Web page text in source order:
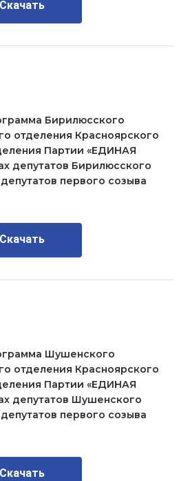
Скачать
Бирилюсского
отделения Красноярского
Партии «ЕДИНАЯ
депутатов Бирилюсского
первого созыва
Скачать
Шушенского
отделения Красноярского
Партии «ЕДИНАЯ
депутатов Шушенского
первого созыва
Скачать